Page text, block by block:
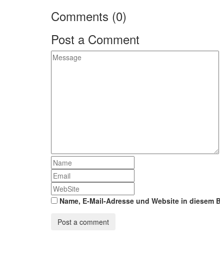
Comments (0)
Post a Comment
Name, E-Mail-Adresse und Website in